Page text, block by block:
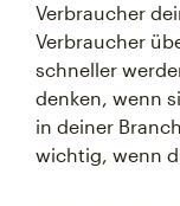
Verbraucher
Verbraucher
schneller
denken, wenn
in deiner
wichtig, wenn